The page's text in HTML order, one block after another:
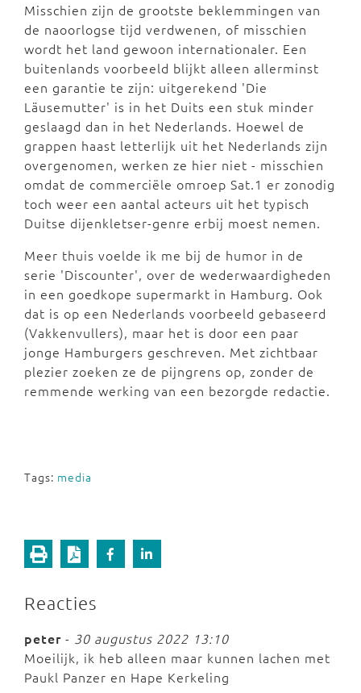
Misschien zijn de grootste beklemmingen van
de naoorlogse tijd verdwenen, of misschien
wordt het land gewoon internationaler. Een
buitenlands voorbeeld blijkt alleen allerminst
een garantie te zijn: uitgerekend 'Die
Läusemutter' is in het Duits een stuk minder
geslaagd dan in het Nederlands. Hoewel de
grappen haast letterlijk uit het Nederlands zijn
overgenomen, werken ze hier niet - misschien
omdat de commerciële omroep Sat.1 er zonodig
toch weer een aantal acteurs uit het typisch
Duitse dijenkletser-genre erbij moest nemen.
Meer thuis voelde ik me bij de humor in de
serie 'Discounter', over de wederwaardigheden
in een goedkope supermarkt in Hamburg. Ook
dat is op een Nederlands voorbeeld gebaseerd
(Vakkenvullers), maar het is door een paar
jonge Hamburgers geschreven. Met zichtbaar
plezier zoeken ze de pijngrens op, zonder de
remmende werking van een bezorgde redactie.
Tags: media
Reacties
peter - 30 augustus 2022 13:10
Moeilijk, ik heb alleen maar kunnen lachen met
Paukl Panzer en Hape Kerkeling